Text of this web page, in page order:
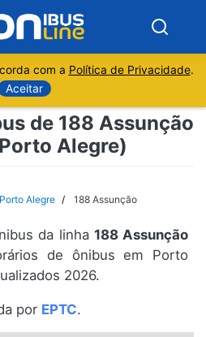
com a Política de Privacidade.
Aceitar
de 188 Assunção
Alegre)
Porto Alegre 188 Assunção
da linha 188 Assunção
de ônibus em Porto
2026.
por EPTC.